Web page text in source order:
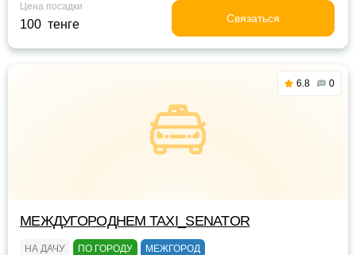
Цена посадки
100 тенге Связаться
6.8 0
МЕЖДУГОРОДНЕМ TAXI_SENATOR
НА ДАЧУ ПО ГОРОДУ МЕЖГОРОД